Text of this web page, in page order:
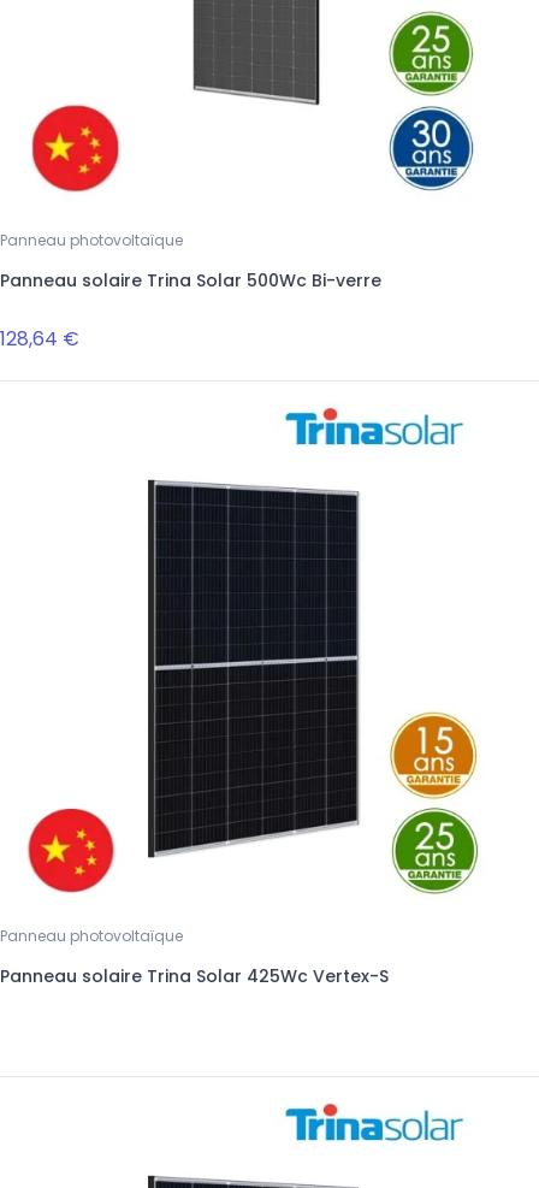
Panneau photovoltaïque
Panneau solaire Trina Solar 500Wc Bi-verre
128,64 €
Panneau photovoltaïque
Panneau solaire Trina Solar 425Wc Vertex-S